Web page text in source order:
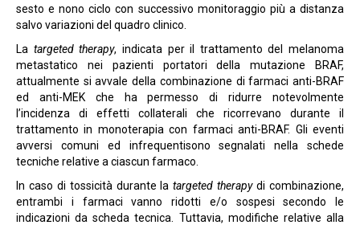
sesto e nono ciclo con successivo monitoraggio più a distanza
salvo variazioni del quadro clinico.
La targeted therapy, indicata per il trattamento del melanoma
metastatico nei pazienti portatori della mutazione BRAF,
attualmente si avvale della combinazione di farmaci anti-BRAF
ed anti-MEK che ha permesso di ridurre notevolmente
l’incidenza di effetti collaterali che ricorrevano durante il
trattamento in monoterapia con farmaci anti-BRAF. Gli eventi
avversi comuni ed infrequentisono segnalati nella schede
tecniche relative a ciascun farmaco.
In caso di tossicità durante latargeted therapydi combinazione,
entrambi i farmaci vanno ridotti e/o sospesi secondo le
indicazioni da scheda tecnica. Tuttavia, modifiche relative alla